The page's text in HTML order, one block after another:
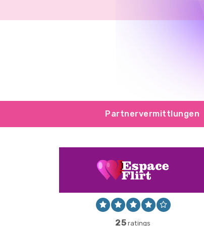
Partnervermittlungen
25ratings